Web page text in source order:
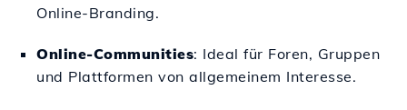
Online-Branding.
Online-Communities: Ideal für Foren, Gruppen
und Plattformen von allgemeinem Interesse.